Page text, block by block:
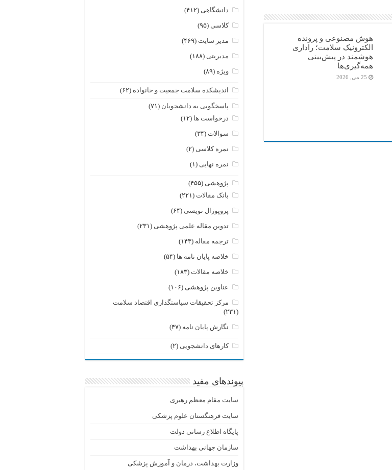
هوش مصنوعی و پرونده
الکترونیک سلامت؛ راداری
هوشمند در پیش‌بینی
همه‌گیری‌ها
25 می, 2026
دانشگاهی (۴۱۲)
کلاسی (۹۵)
مدیر سایت(۴۶۹)
مدیریتی (۱۸۸)
ویژه (۸۹)
اندیشکده سلامت جمعیت و خانواده (۶۲)
پاسخگویی به دانشجویان (۷۱)
درخواست ها (۱۲)
سوالات(۳۴)
نمره کلاسی (۲)
نمره نهایی (۱)
پژوهشی (۴۵۵)
بانک مقالات(۲۲۱)
پروپوزال نویسی (۶۴)
تدوین مقاله علمی پژوهشی (۲۳۱)
ترجمه مقاله (۱۴۳)
خلاصه پایان نامه ها (۵۴)
خلاصه مقالات(۱۸۳)
عناوین پژوهشی (۱۰۶)
مرکز تحقیقات سیاستگذاری اقتصاد سلامت
(۲۳۱)
نگارش پایان نامه (۴۷)
کارهای دانشجویی (۲)
پیوندهای مفید
سایت مقام معظم رهبری
سایت فرهنگستان علوم پزشکی
پایگاه اطلاع رسانی دولت
سازمان جهانی بهداشت
وزارت بهداشت، درمان و آموزش پزشکی